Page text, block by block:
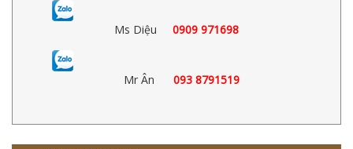
Ms Diệu 0909 971698
Mr Ân 093 8791519